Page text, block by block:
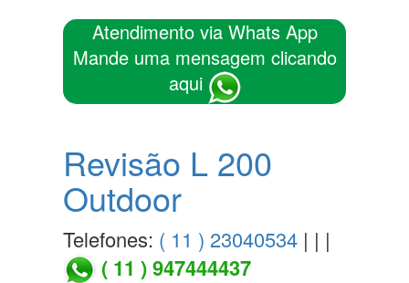
Atendimento via Whats App
Mande uma mensagem clicando
aqui
Revisão L 200
Outdoor
Telefones: ( 11 ) 23040534 | | |
( 11 ) 947444437